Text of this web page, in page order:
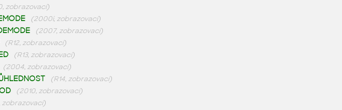
zobrazovací)
(2000i, zobrazovací)
(2007, zobrazovací)
(R12, zobrazovací)
(R13, zobrazovací)
(2004, zobrazovací)
(R14, zobrazovací)
(2010, zobrazovací)
zobrazovací)